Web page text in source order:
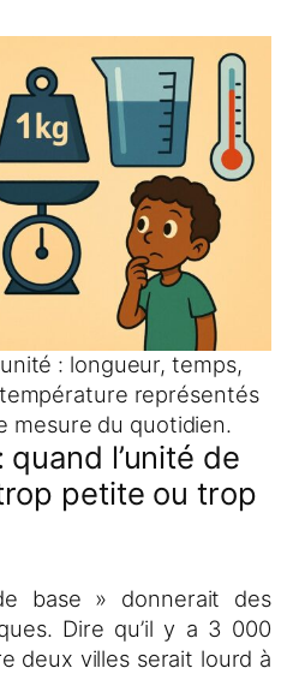
: longueur, temps,
représentés
mesure du quotidien.
l’unité de
petite ou trop
base » donnerait des
Dire qu’il y a 3 000
deux villes serait lourd à